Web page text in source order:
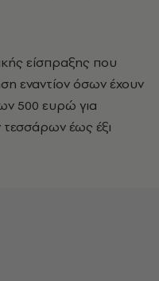
είσπραξης που
εναντίον όσων έχουν
500 ευρώ για
τεσσάρων έως έξι